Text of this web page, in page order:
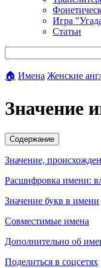
Игра
Статьи
🏠 Имена Женские
Значение
Содержание
Значение,
Расшифровка имени:
Значение букв в имени
Совместимые имена
Дополнительно об
Поделиться в соцсетях